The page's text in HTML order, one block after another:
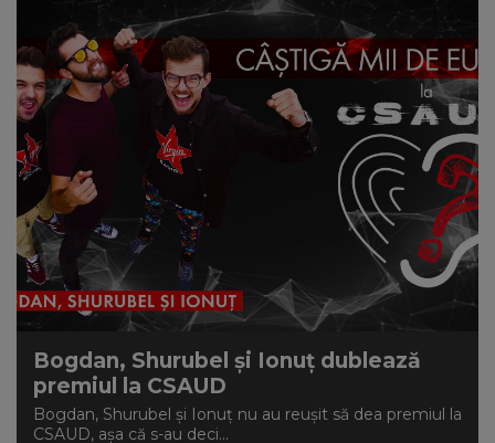
Bogdan, Shurubel și Ionuț dublează
premiul la CSAUD
Bogdan, Shurubel și Ionuț nu au reușit să dea premiul la
CSAUD, așa că s-au deci...